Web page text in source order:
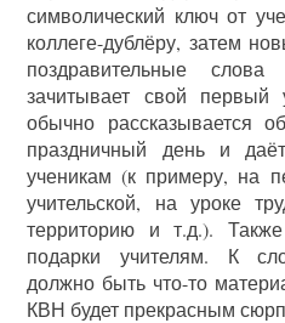
символический ключ от
коллеге-дублёру, затем
поздравительные
зачитывает свой первый
обычно рассказывается
праздничный день и
ученикам (к примеру, на
учительской, на уроке
территорию и т.д.).
подарки учителям. К
должно быть что-то
КВН будет прекрасным